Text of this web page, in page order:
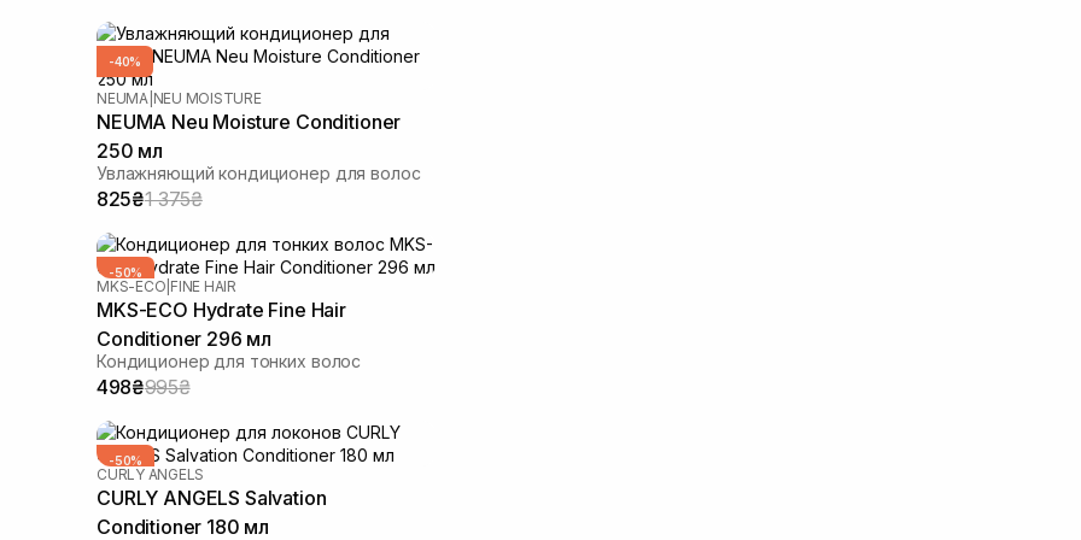
-40%
NEUMA| NEU MOISTURE
NEUMA Neu Moisture Conditioner
250 мл
Увлажняющий кондиционер для волос
825₴1 375₴
-50%
MKS-ECO FINE HAIR
MKS-ECO Hydrate Fine Hair
Conditioner 296 мл
Кондиционер для тонких волос
498₴995₴
-50%
CURLY ANGELS
CURLY ANGELS Salvation
Conditioner 180 мл